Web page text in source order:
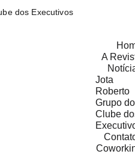
dos Executivos
A
Jota
Roberto
Grupo do
Clube